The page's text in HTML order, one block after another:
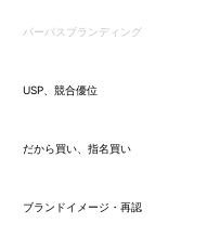
パーパスブランディング
USP、競合優位
だから買い、指名買い
ブランドイメージ・再認